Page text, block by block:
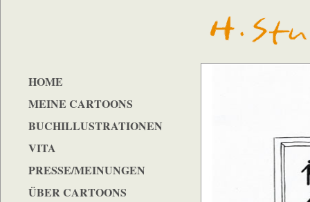
HOME
MEINE CARTOONS
BUCHILLUSTRATIONEN
VITA
PRESSE/MEINUNGEN
ÜBER CARTOONS